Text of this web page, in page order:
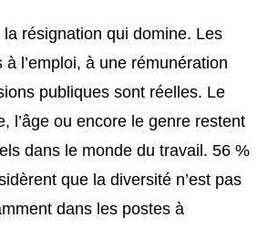
la résignation qui domine. Les
à l’emploi, à une rémunération
publiques sont réelles. Le
l’âge ou encore le genre restent
dans le monde du travail. 56 %
que la diversité n’est pas
dans les postes à